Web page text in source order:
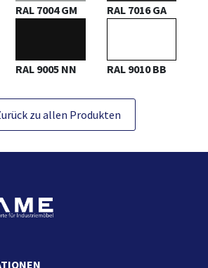
RAL 7004 GM RAL 7016 GA
RAL 9005 NN RAL 9010 BB
zu allen Produkten